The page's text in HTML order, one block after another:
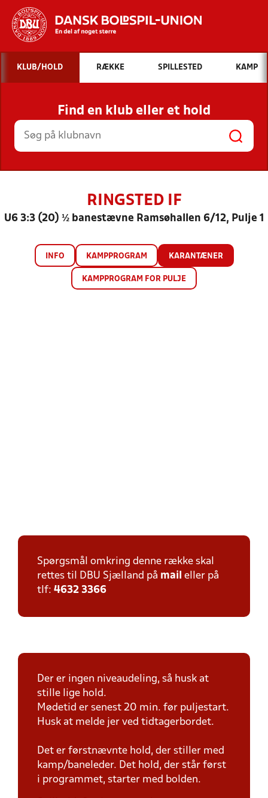
Hvad vil du søge efter?
INDHOLD OG NYHEDER
STILLINGER, RESULTATER, KLUBBER OG
HOLD
KLUB/HOLD RÆKKE SPILLESTED KAMP
Find en klub eller et hold
RINGSTED IF
U6 3:3 (20) ½ banestævne Ramsøhallen 6/12, Pulje 1
INFO KAMPPROGRAM KARANTÆNER
KAMPPROGRAM FOR PULJE
Spørgsmål omkring denne række skal
rettes til DBU Sjælland på mail eller på
tlf: 4632 3366
Der er ingen niveaudeling, så husk at
stille lige hold.
Mødetid er senest 20 min. før puljestart.
Husk at melde jer ved tidtagerbordet.
Det er førstnævnte hold, der stiller med
kamp/baneleder. Det hold, der står først
i programmet, starter med bolden.